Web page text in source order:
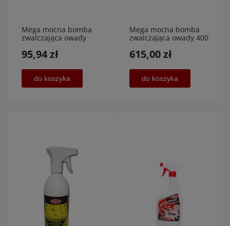
Mega mocna bomba
zwalczająca owady
95,94 zł
do koszyka
Mega mocna bomba
zwalczająca owady 400
615,00 zł
do koszyka